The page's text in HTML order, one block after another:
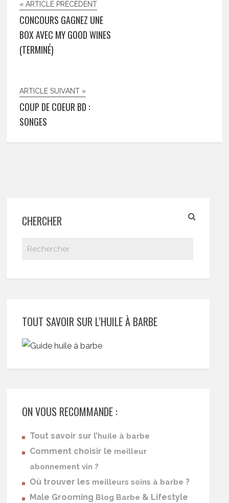
« ARTICLE PRÉCÉDENT
CONCOURS GAGNEZ UNE
BOX AVEC MY GOOD WINES
(TERMINÉ)
ARTICLE SUIVANT »
COUP DE COEUR BD :
SONGES
CHERCHER
TOUT SAVOIR SUR L’HUILE À BARBE
ON VOUS RECOMMANDE :
Tout savoir sur l’huile à barbe
Comment choisir le meilleur
abonnement vin ?
Où trouver les meilleurs soins à barbe ?
Male Grooming Blog Barbe & Lifestyle